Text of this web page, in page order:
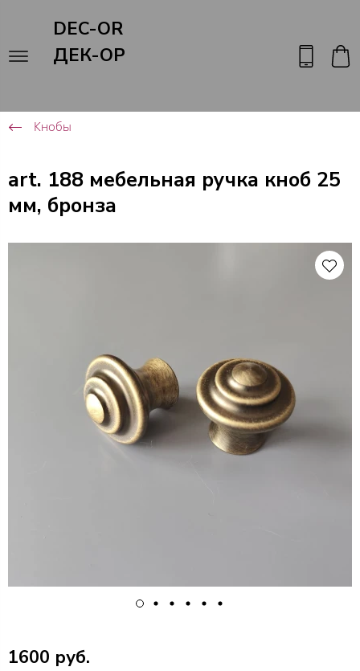
DEC-OR
ДЕК-ОР
Кнобы
art. 188 мебельная ручка кноб 25
мм, бронза
1600 руб.